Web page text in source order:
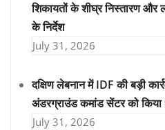
शिकायतों के शीघ्र निस्तारण और
के निर्देश
July 31, 2026
दक्षिण लेबनान में IDF की बड़ी
अंडरग्राउंड कमांड सेंटर को किया
July 31, 2026